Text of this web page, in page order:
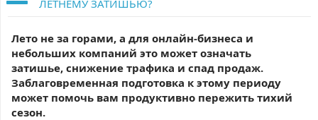
ЛЕТНЕМУ ЗАТИШЬЮ?
Лето не за горами, а для онлайн-бизнеса и
небольших компаний это может означать
затишье, снижение трафика и спад продаж.
Заблаговременная подготовка к этому периоду
может помочь вам продуктивно пережить тихий
сезон.